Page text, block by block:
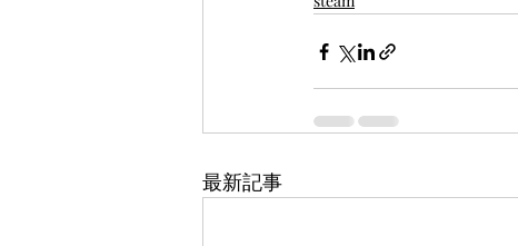
最新記事